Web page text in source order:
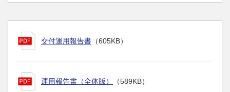
交付運用報告書 （605KB）
運用報告書（全体版） （589KB）